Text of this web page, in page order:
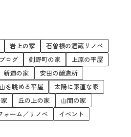
岩上の家
石曽根の酒蔵リノベ
ブログ 剣野町の家
上原の平屋
新道の家
安田の醸造所
を眺める平屋
太陽に素直な家
丘の上の家
山間の家
ォーム／リノベ
イベント